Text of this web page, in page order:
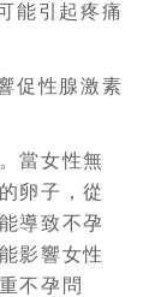
能引起疼痛
促性腺激素
當女性無
卵子，從
導致不孕
影響女性
不孕問